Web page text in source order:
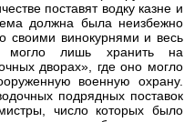
поставят водку казне и
должна была неизбежно
своими винокурнями и весь
могло лишь хранить на
дворах», где оно могло
военную охрану.
подрядных поставок
число которых было